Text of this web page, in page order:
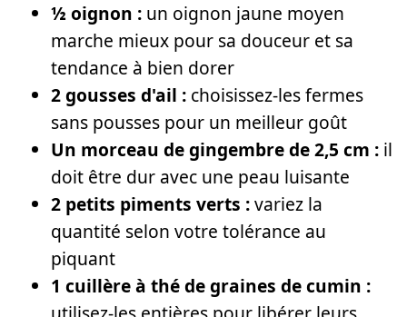
½ oignon : un oignon jaune moyen
marche mieux pour sa douceur et sa
tendance à bien dorer
2 gousses d'ail : choisissez-les fermes
sans pousses pour un meilleur goût
Un morceau de gingembre de 2,5 cm : il
doit être dur avec une peau luisante
2 petits piments verts :variez la
quantité selon votre tolérance au
piquant
1 cuillère à thé de graines de cumin :